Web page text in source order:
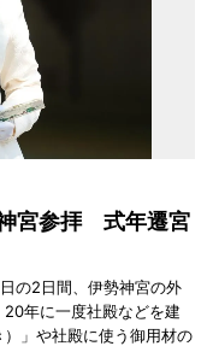
宮参拝 式年遷宮
の2日間、伊勢神宮の外
年に一度社殿などを建
」や社殿に使う御用材の